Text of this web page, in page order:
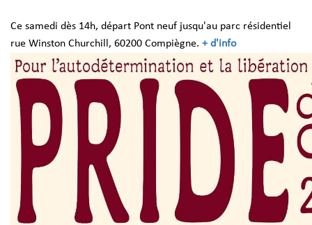
Ce samedi dès 14h, départ Pont neuf jusqu'au parc résidentiel
rue Winston Churchill, 60200 Compiègne. + d'info